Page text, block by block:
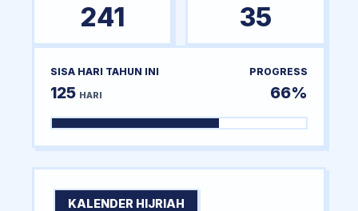
241 35
SISA HARI TAHUN INI
125 HARI
PROGRESS
66%
KALENDER HIJRIAH